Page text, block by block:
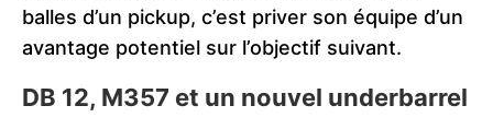
balles d’un pickup, c’est priver son équipe d’un
avantage potentiel sur l’objectif suivant.
DB 12, M357 et un nouvel underbarrel